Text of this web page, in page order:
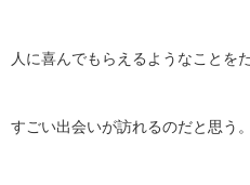
人に喜んでもらえるようなことを
すごい出会いが訪れるのだと思う。